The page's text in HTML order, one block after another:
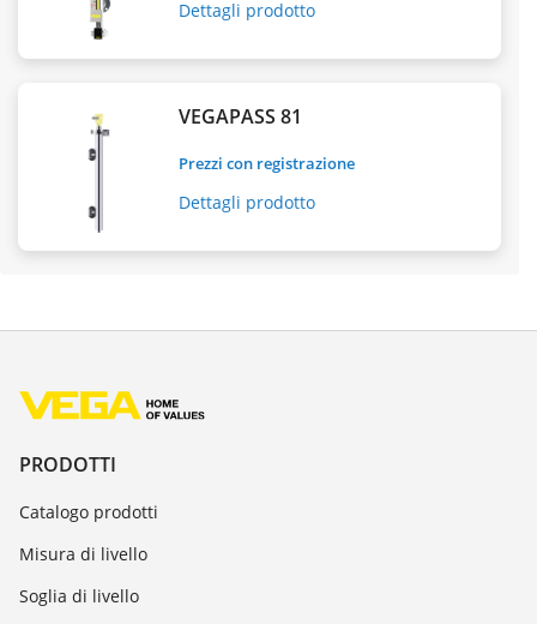
Dettagli prodotto
VEGAPASS 81
Prezzi con registrazione
Dettagli prodotto
PRODOTTI
Catalogo prodotti
Misura di livello
Soglia di livello